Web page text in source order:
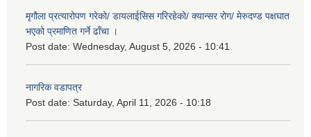
मृगौला प्रत्यारोपण गरेको/ डायलाईसिस गरिरहेको/ क्यान्सर रोग/ मेरुदण्ड पक्षघात
भएको प्रमाणित गर्ने ढाँचा ।
Post date: Wednesday, August 5, 2026 - 10:41
नागरिक वडापत्र
Post date: Saturday, April 11, 2026 - 10:18